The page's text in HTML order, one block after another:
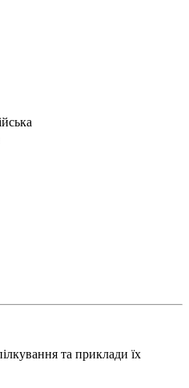
та приклади їх